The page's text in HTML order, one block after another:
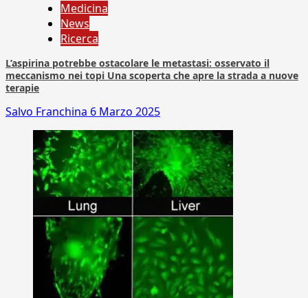
Medicina
News
Ricerca
L’aspirina potrebbe ostacolare le metastasi: osservato il
meccanismo nei topi Una scoperta che apre la strada a nuove
terapie
Salvo Franchina 6 Marzo 2025